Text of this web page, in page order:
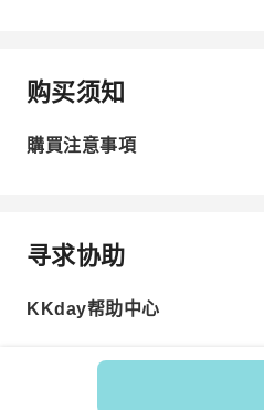
购买须知
購買注意事項
寻求协助
KKday帮助中心